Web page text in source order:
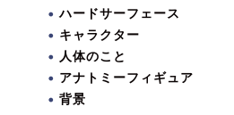
ハードサーフェース
キャラクター
人体のこと
アナトミーフィギュア
背景